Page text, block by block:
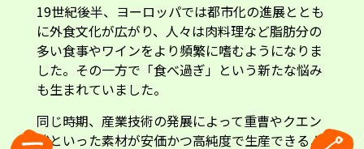
19世紀後半、ヨーロッパでは都市化の進展ととも
に外食文化が広がり、人々は肉料理など脂肪分の
多い食事やワインをより頻繁に嗜むようになりま
した。その一方で「食べ過ぎ」という新たな悩み
も生まれていました。
同じ時期、産業技術の発展によって重曹やクエン
酸といった素材が安価かつ高純度で生産できるよ